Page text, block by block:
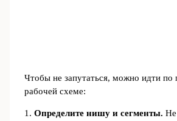
Чтобы не запутаться, можно идти по
рабочей схеме:
1. Определите нишу и сегменты. Не